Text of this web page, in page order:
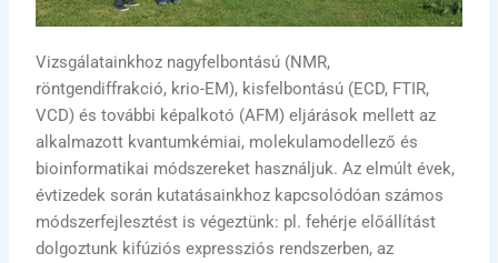
Vizsgálatainkhoz nagyfelbontású (NMR,
röntgendiffrakció, krio-EM), kisfelbontású (ECD, FTIR,
VCD) és további képalkotó (AFM) eljárások mellett az
alkalmazott kvantumkémiai, molekulamodellező és
bioinformatikai módszereket használjuk. Az elmúlt évek,
évtizedek során kutatásainkhoz kapcsolódóan számos
módszerfejlesztést is végeztünk: pl. fehérje előállítást
dolgoztunk kifúziós expressziós rendszerben, az